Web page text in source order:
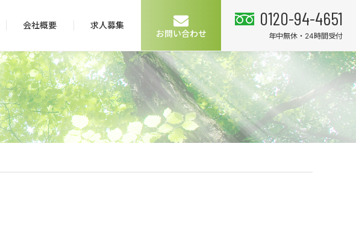
会社概要
求人募集
お問い合わせ
0120-94-4651
年中無休・24時間受付